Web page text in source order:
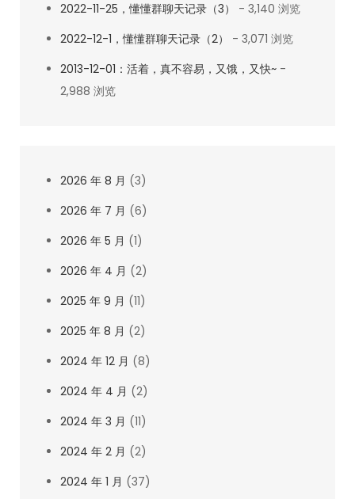
2022-11-25，懂懂群聊天记录（3）
- 3,140 浏览
2022-12-1，懂懂群聊天记录（2）
- 3,071 浏览
2013-12-01：活着，真不容易，又饿，又快~ -
2,988 浏览
2026 年 8 月 (3)
2026 年 7 月 (6)
2026 年 5 月 (1)
2026 年 4 月 (2)
2025 年 9 月 (11)
2025 年 8 月 (2)
2024 年 12 月 (8)
2024 年 4 月 (2)
2024 年 3 月 (11)
2024 年 2 月 (2)
2024 年 1 月 (37)